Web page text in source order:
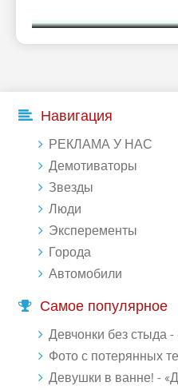
Навигация
РЕКЛАМА У НАС
Демотиваторы
Звезды
Люди
Эксперементы
Города
Автомобили
Самое популярное
Девчонки без стыда
Фото с потерянных
Девушки в ванне! -